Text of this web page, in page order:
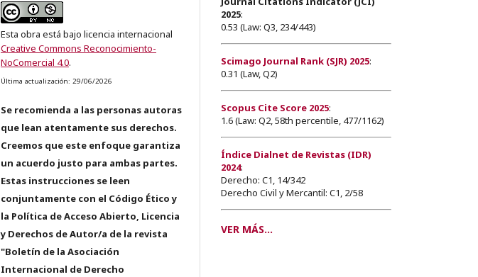
Esta obra está bajo licencia internacional
Creative Commons Reconocimiento-
NoComercial 4.0.
Última actualización: 29/06/2026
Se recomienda a las personas autoras
que lean atentamente sus derechos.
Creemos que este enfoque garantiza
un acuerdo justo para ambas partes.
Estas instrucciones se leen
conjuntamente con el Código Ético y
la Política de Acceso Abierto, Licencia
y Derechos de Autor/a de la revista
"Boletín de la Asociación
Internacional de Derecho
2025:
0.53 (Law: Q3, 234/443)
Scimago Journal Rank (SJR) 2025:
0.31 (Law, Q2)
Scopus Cite Score 2025:
1.6 (Law: Q2, 58th percentile, 477/1162)
Índice Dialnet de Revistas (IDR)
2024:
Derecho: C1, 14/342
Derecho Civil y Mercantil: C1, 2/58
VER MÁS...